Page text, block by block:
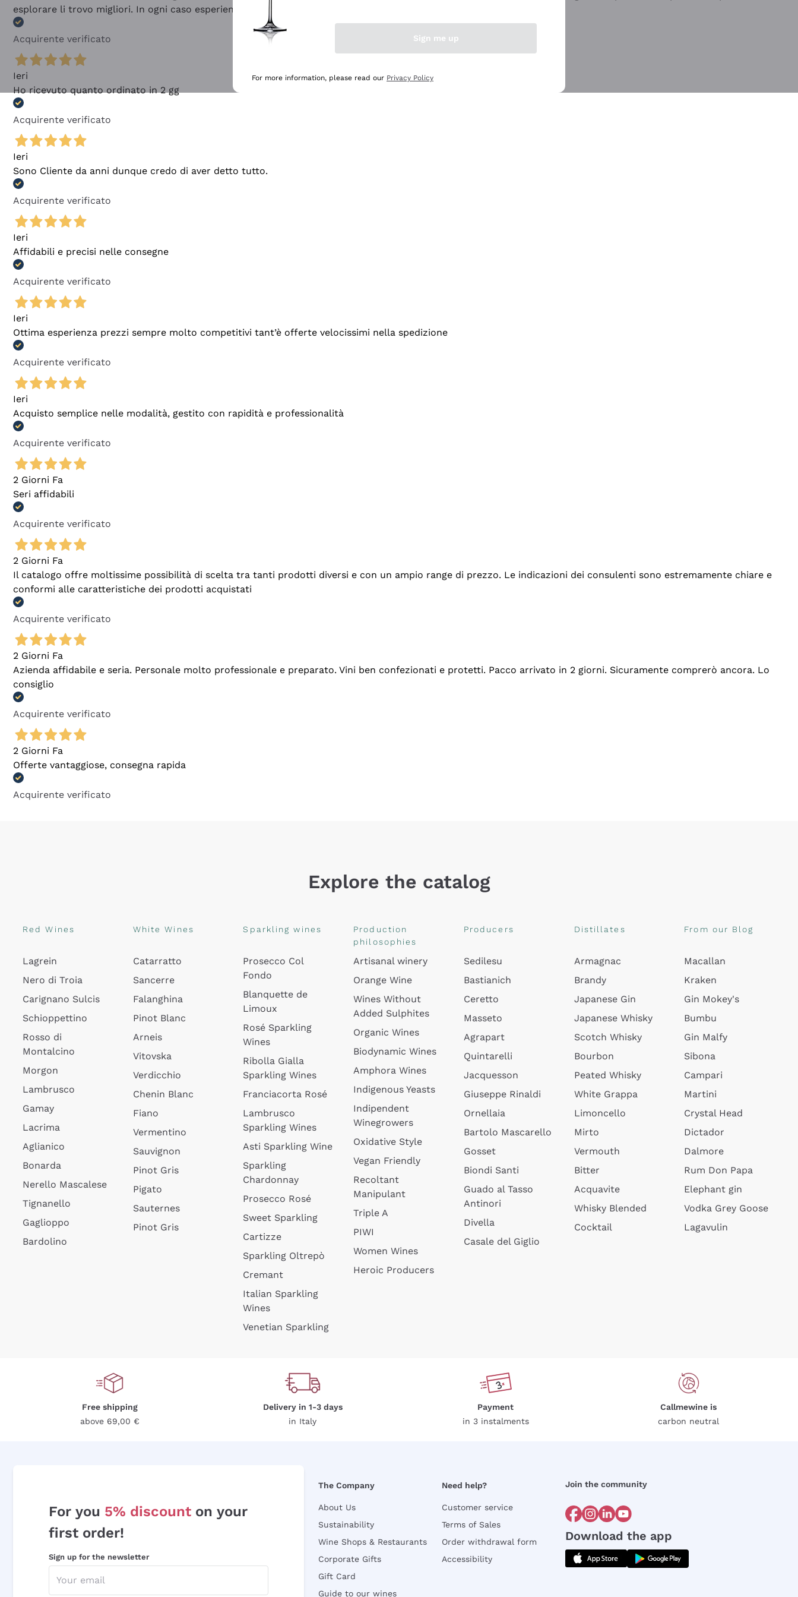
esplorare li trovo migliori. In ogni caso esperienza buona e lo consiglio! 👍
Acquirente verificato
Ieri
Ho ricevuto quanto ordinato in 2 gg
Acquirente verificato
Ieri
Sono Cliente da anni dunque credo di aver detto tutto.
Acquirente verificato
Ieri
Affidabili e precisi nelle consegne
Acquirente verificato
Ieri
Ottima esperienza prezzi sempre molto competitivi tant’è offerte velocissimi nella spedizione
Acquirente verificato
Ieri
Acquisto semplice nelle modalità, gestito con rapidità e professionalità
Acquirente verificato
2 Giorni Fa
Seri affidabili
Acquirente verificato
2 Giorni Fa
Il catalogo offre moltissime possibilità di scelta tra tanti prodotti diversi e con un ampio range di prezzo. Le indicazioni dei consulenti sono estremamente chiare e
conformi alle caratteristiche dei prodotti acquistati
Acquirente verificato
2 Giorni Fa
Azienda affidabile e seria. Personale molto professionale e preparato. Vini ben confezionati e protetti. Pacco arrivato in 2 giorni. Sicuramente comprerò ancora. Lo
consiglio
Acquirente verificato
2 Giorni Fa
Offerte vantaggiose, consegna rapida
Acquirente verificato
Explore the catalog
Red Wines
Lagrein
Nero di Troia
Carignano Sulcis
Schioppettino
Rosso di
Montalcino
Morgon
Lambrusco
Gamay
Lacrima
Aglianico
Bonarda
Nerello Mascalese
Tignanello
Gaglioppo
Bardolino
White Wines
Catarratto
Sancerre
Falanghina
Pinot Blanc
Arneis
Vitovska
Verdicchio
Chenin Blanc
Fiano
Vermentino
Sauvignon
Pinot Gris
Pigato
Sauternes
Pinot Gris
Sparkling wines
Prosecco Col
Fondo
Blanquette de
Limoux
Rosé Sparkling
Wines
Ribolla Gialla
Sparkling Wines
Franciacorta Rosé
Lambrusco
Sparkling Wines
Asti Sparkling Wine
Sparkling
Chardonnay
Prosecco Rosé
Sweet Sparkling
Cartizze
Sparkling Oltrepò
Cremant
Italian Sparkling
Wines
Venetian Sparkling
Production
philosophies
Artisanal winery
Orange Wine
Wines Without
Added Sulphites
Organic Wines
Biodynamic Wines
Amphora Wines
Indigenous Yeasts
Indipendent
Winegrowers
Oxidative Style
Vegan Friendly
Recoltant
Manipulant
Triple A
PIWI
Women Wines
Heroic Producers
Producers
Sedilesu
Bastianich
Ceretto
Masseto
Agrapart
Quintarelli
Jacquesson
Giuseppe Rinaldi
Ornellaia
Bartolo Mascarello
Gosset
Biondi Santi
Guado al Tasso
Antinori
Divella
Casale del Giglio
Distillates
Armagnac
Brandy
Japanese Gin
Japanese Whisky
Scotch Whisky
Bourbon
Peated Whisky
White Grappa
Limoncello
Mirto
Vermouth
Bitter
Acquavite
Whisky Blended
Cocktail
From our Blog
Macallan
Kraken
Gin Mokey's
Bumbu
Gin Malfy
Sibona
Campari
Martini
Crystal Head
Dictador
Dalmore
Rum Don Papa
Elephant gin
Vodka Grey Goose
Lagavulin
Free shipping
above 69,00 €
Delivery in 1-3 days
in Italy
Payment
in 3 instalments
Callmewine is
carbon neutral
For you 5% discount on your
first order!
Sign up for the newsletter
The Company
About Us
Sustainability
Wine Shops & Restaurants
Corporate Gifts
Gift Card
Guide to our wines
Need help?
Customer service
Terms of Sales
Order withdrawal form
Accessibility
Join the community
Download the app
Sign me up
For more information, please read our Privacy Policy